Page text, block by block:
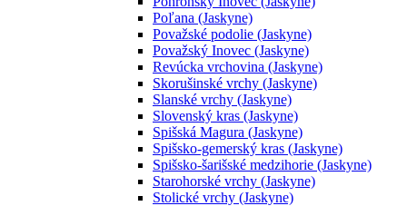
Poľana (Jaskyne)
Považské podolie (Jaskyne)
Považský Inovec (Jaskyne)
Revúcka vrchovina (Jaskyne)
Skorušinské vrchy (Jaskyne)
Slanské vrchy (Jaskyne)
Slovenský kras (Jaskyne)
Spišská Magura (Jaskyne)
Spišsko-gemerský kras (Jaskyne)
Spišsko-šarišské medzihorie (Jaskyne)
Starohorské vrchy (Jaskyne)
Stolické vrchy (Jaskyne)